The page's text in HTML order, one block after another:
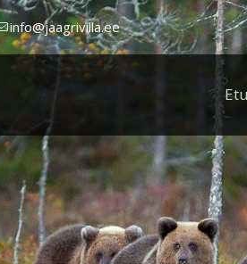
info@jaagrivilla.ee